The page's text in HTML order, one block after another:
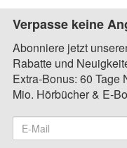
Verpasse keine
Abonniere jetzt
Rabatte und
Extra-Bonus: 60 Tage
Mio. Hörbücher & E-